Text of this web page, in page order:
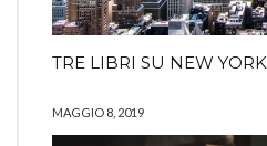
TRE LIBRI SU NEW YORK
MAGGIO 8, 2019